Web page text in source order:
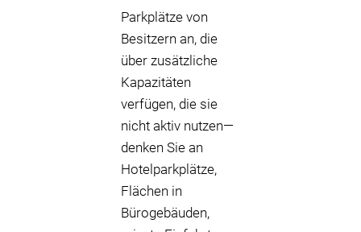
Parkplätze von
Besitzern an, die
über zusätzliche
Kapazitäten
verfügen, die sie
nicht aktiv nutzen—
denken Sie an
Hotelparkplätze,
Flächen in
Bürogebäuden,